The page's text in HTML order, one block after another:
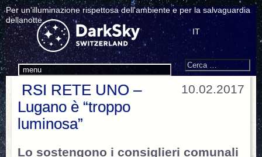
Per un'illuminazione rispettosa dell'ambiente e per la salvaguardia
dellanotte.
menu
IT
Search
Cerca:
10.02.2017
RSI RETE UNO –
Lugano è “troppo
luminosa”
Lo sostengono i consiglieri comunali